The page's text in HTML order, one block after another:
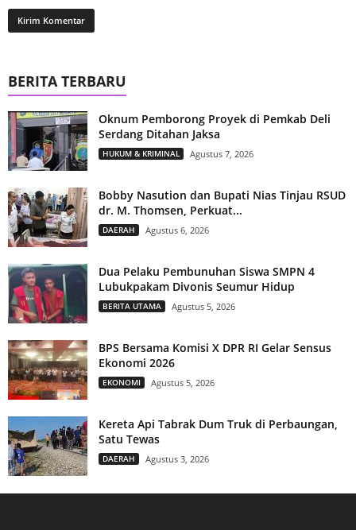
BERITA TERBARU
Oknum Pemborong Proyek di Pemkab Deli
Serdang Ditahan Jaksa
HUKUM & KRIMINAL Agustus 7, 2026
Bobby Nasution dan Bupati Nias Tinjau RSUD
dr. M. Thomsen, Perkuat...
DAERAH Agustus 6, 2026
Dua Pelaku Pembunuhan Siswa SMPN 4
Lubukpakam Divonis Seumur Hidup
BERITA UTAMA Agustus 5, 2026
BPS Bersama Komisi X DPR RI Gelar Sensus
Ekonomi 2026
EKONOMI Agustus 5, 2026
Kereta Api Tabrak Dum Truk di Perbaungan,
Satu Tewas
DAERAH Agustus 3, 2026